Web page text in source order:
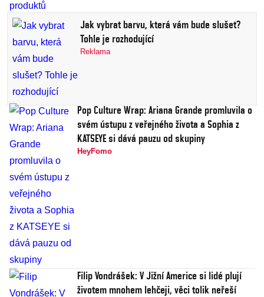
Jak vybrat barvu, která vám bude slušet?
Tohle je rozhodující
Reklama
Pop Culture Wrap: Ariana Grande promluvila o
svém ústupu z veřejného života a Sophia z
KATSEYE si dává pauzu od skupiny
HeyFomo
Filip Vondrášek: V Jižní Americe si lidé plují
životem mnohem lehčeji, věci tolik neřeší